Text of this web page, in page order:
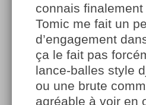
connais
Tomic me fait un
d’engagement
ça le fait pas
lance-balles style
ou une brute
agréable à voir en